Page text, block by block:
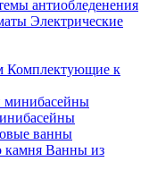
антиобледенения
Электрические
Комплектующие к
ванны
Ванны из